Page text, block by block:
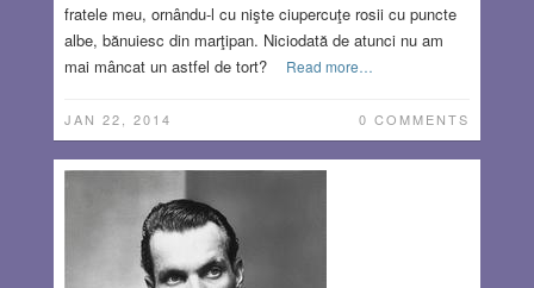
fratele meu, ornându-l cu nişte ciupercuţe rosii cu puncte
albe, bănuiesc din marţipan. Niciodată de atunci nu am
mai mâncat un astfel de tort?
Read more…
JAN 22, 2014 0 COMMENTS